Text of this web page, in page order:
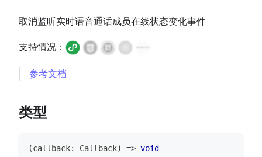
取消监听实时语音通话成员在线状态变化事件
支持情况：
参考文档
类型
(callback: Callback) => void